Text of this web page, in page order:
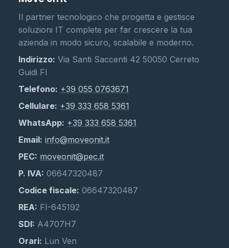
Il partner tecnologico che progetta e gestisce
soluzioni IT complete per far crescere la tua
azienda in modo sicuro, scalabile e moderno.
Indirizzo: Via Santi Saccenti 42 50050 Cerreto
Guidi FI
Telefono: +39 055 0763671
Cellulare: +39 333 658 5361
WhatsApp: +39 333 658 5361
Email: info@moveonit.it
PEC: moveonit@pec.it
P. IVA: 06647320487
Codice fiscale: 06647320487
REA: FI-645192
SDI: A4707H7
Orari: Lun Ven